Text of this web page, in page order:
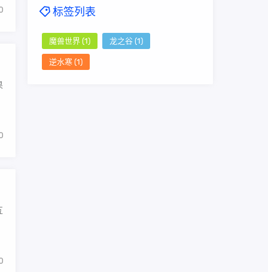
标签列表
魔兽世界 (1) 龙之谷 (1)
逆水寒 (1)